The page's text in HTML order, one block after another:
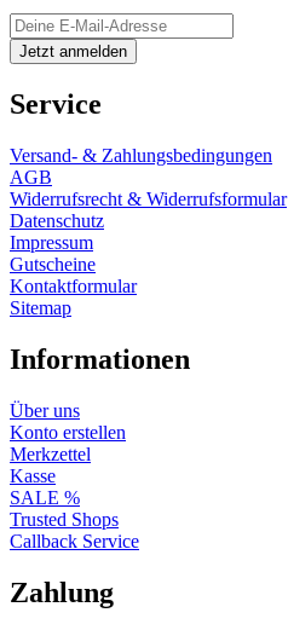
Service
Versand- & Zahlungsbedingungen
AGB
Widerrufsrecht & Widerrufsformular
Datenschutz
Impressum
Gutscheine
Kontaktformular
Sitemap
Informationen
Über uns
Konto erstellen
Merkzettel
Kasse
SALE %
Trusted Shops
Callback Service
Zahlung